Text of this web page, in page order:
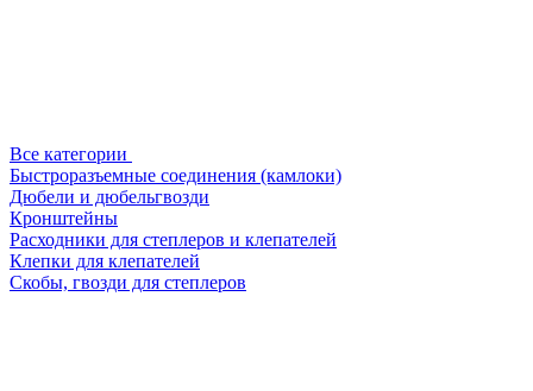
Все категории
Быстроразъемные соединения (камлоки)
Дюбели и дюбельгвозди
Кронштейны
Расходники для степлеров и клепателей
Клепки для клепателей
Скобы, гвозди для степлеров